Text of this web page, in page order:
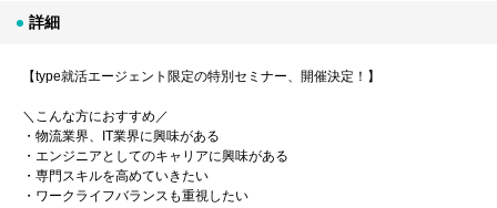
詳細
【type就活エージェント限定の特別セミナー、開催決定！】
＼こんな方におすすめ／
・物流業界、IT業界に興味がある
・エンジニアとしてのキャリアに興味がある
・専門スキルを高めていきたい
・ワークライフバランスも重視したい